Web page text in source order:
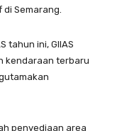
Semarang.
tahun ini, GIIAS
kendaraan terbaru
penyediaan area